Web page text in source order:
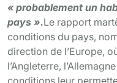
« probablement un
pays ».Le rapport
conditions du pays,
direction de l’Europe,
l’Angleterre,